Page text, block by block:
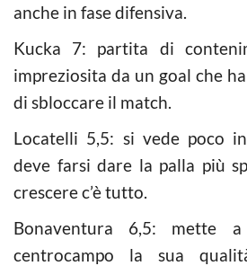
anche in fase difensiva.
Kucka 7: partita di
impreziosita da un goal che
di sbloccare il match.
Locatelli 5,5: si vede poco
deve farsi dare la palla più
crescere c’è tutto.
Bonaventura 6,5: mette a
centrocampo la sua